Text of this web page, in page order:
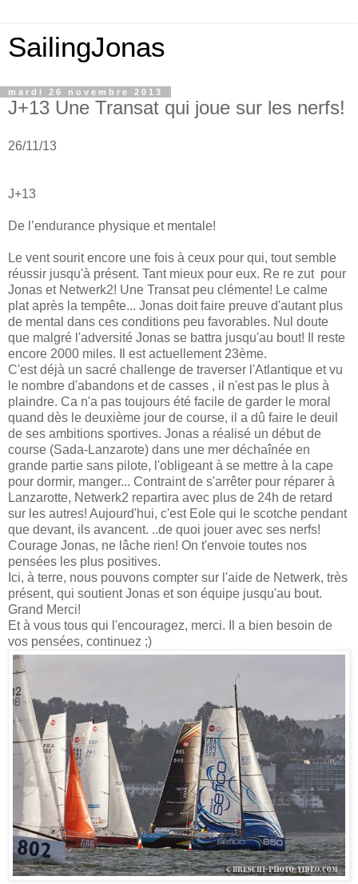
SailingJonas
mardi 26 novembre 2013
J+13 Une Transat qui joue sur les nerfs!
26/11/13
J+13
De l’endurance physique et mentale!
Le vent sourit encore une fois à ceux pour qui, tout semble
réussir jusqu'à présent. Tant mieux pour eux. Re re zut pour
Jonas et Netwerk2! Une Transat peu clémente! Le calme
plat après la tempête... Jonas doit faire preuve d'autant plus
de mental dans ces conditions peu favorables. Nul doute
que malgré l'adversité Jonas se battra jusqu'au bout! Il reste
encore 2000 miles. Il est actuellement 23ème.
C'est déjà un sacré challenge de traverser l'Atlantique et vu
le nombre d'abandons et de casses , il n'est pas le plus à
plaindre. Ca n'a pas toujours été facile de garder le moral
quand dès le deuxième jour de course, il a dû faire le deuil
de ses ambitions sportives. Jonas a réalisé un début de
course (Sada-Lanzarote) dans une mer déchaînée en
grande partie sans pilote, l'obligeant à se mettre à la cape
pour dormir, manger... Contraint de s'arrêter pour réparer à
Lanzarotte, Netwerk2 repartira avec plus de 24h de retard
sur les autres! Aujourd'hui, c'est Eole qui le scotche pendant
que devant, ils avancent. ..de quoi jouer avec ses nerfs!
Courage Jonas, ne lâche rien! On t'envoie toutes nos
pensées les plus positives.
Ici, à terre, nous pouvons compter sur l'aide de Netwerk, très
présent, qui soutient Jonas et son équipe jusqu'au bout.
Grand Merci!
Et à vous tous qui l'encouragez, merci. Il a bien besoin de
vos pensées, continuez ;)